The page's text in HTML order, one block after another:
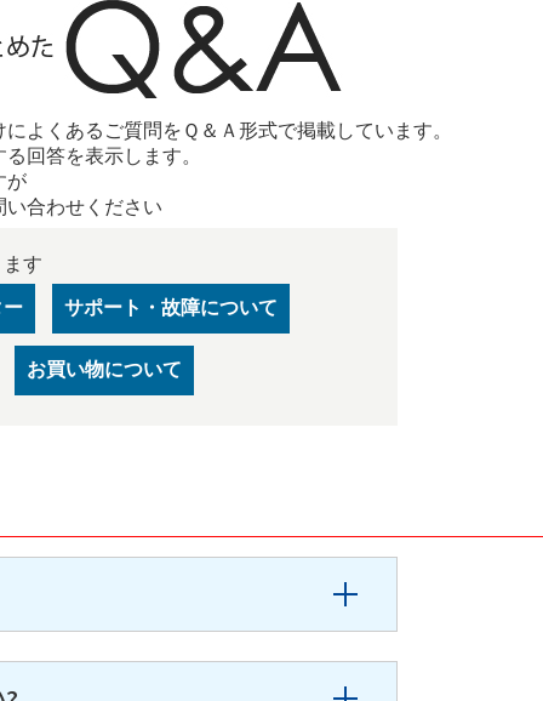
よくあるご質問をＱ＆Ａ形式で掲載しています。
回答を表示します。
が
合わせください
す
ー サポート・故障について
お買い物について